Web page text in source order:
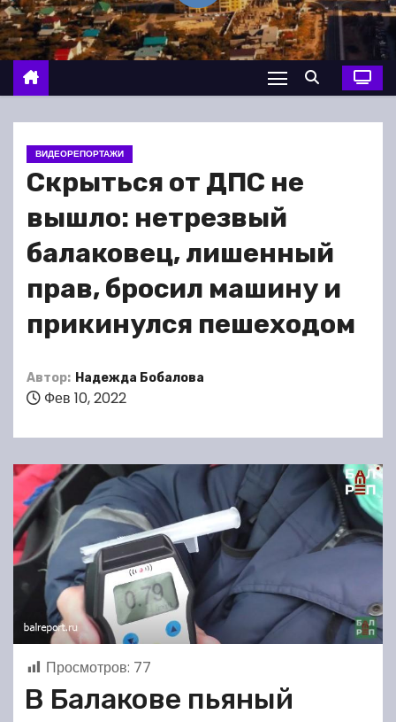
о
м
у
ВИДЕОРЕПОРТАЖИ
Скрыться от ДПС не
вышло: нетрезвый
балаковец, лишенный
прав, бросил машину и
прикинулся пешеходом
Автор: Надежда Бобалова
Фев 10, 2022
Просмотров: 77
В Балакове пьяный